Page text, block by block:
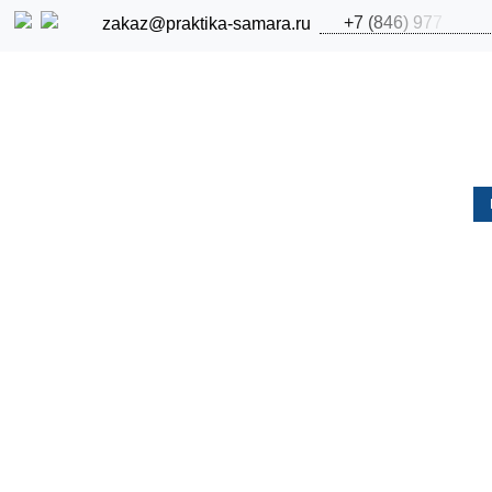
zakaz@praktika-samara.ru +7 (846) 977